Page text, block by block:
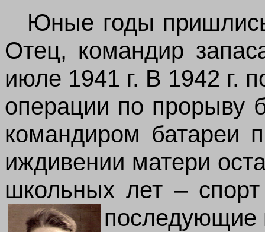
Юные годы
Отец, командир
июле 1941 г. В 1942 г.
операции по прорыву
командиром батареи
иждивении матери
школьных лет –
последующие